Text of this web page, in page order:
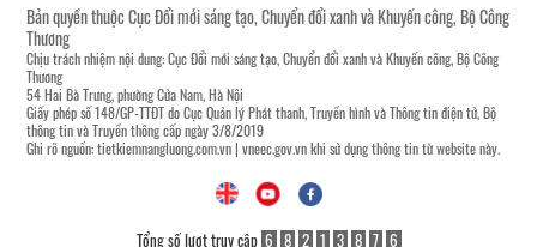
Bản quyền thuộc Cục Đổi mới sáng tạo, Chuyển đổi xanh và Khuyến công, Bộ Công
Thương
Chịu trách nhiệm nội dung: Cục Đổi mới sáng tạo, Chuyển đổi xanh và Khuyến công, Bộ Công
Thương
54 Hai Bà Trưng, phường Cửa Nam, Hà Nội
Giấy phép số 148/GP-TTĐT do Cục Quản lý Phát thanh, Truyền hình và Thông tin điện tử, Bộ
thông tin và Truyền thông cấp ngày 3/8/2019
Ghi rõ nguồn:tietkiemnangluong.com.vn| vneec.gov.vnkhi sử dụng thông tin từ website này.
Tổng số lượt truy cập 6 8 2 1 3 8 7 6